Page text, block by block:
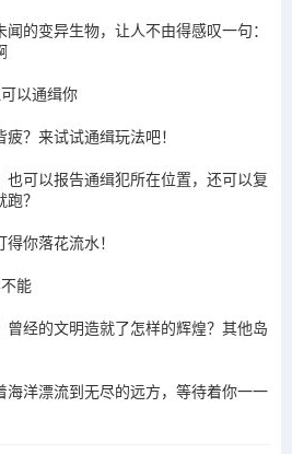
的变异生物，让人不由得感叹一句：
以通缉你
？来试试通缉玩法吧！
也可以报告通缉犯所在位置，还可以复
？
你落花流水！
能
曾经的文明造就了怎样的辉煌？其他岛
海洋漂流到无尽的远方，等待着你一一